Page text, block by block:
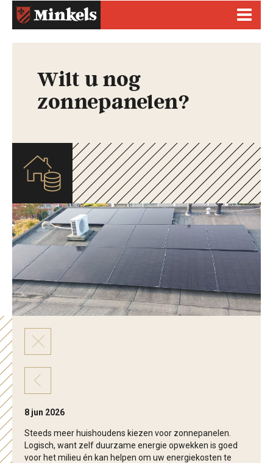
Wilt u nog
zonnepanelen?
8 jun 2026
Steeds meer huishoudens kiezen voor zonnepanelen.
Logisch, want zelf duurzame energie opwekken is goed
voor het milieu én kan helpen om uw energiekosten te